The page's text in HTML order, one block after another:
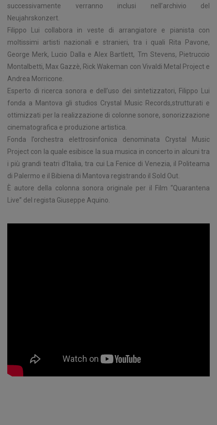
successivamente verranno inclusi nell’archivio del
Neujahrskonzert.
Filippo Lui collabora in veste di arrangiatore e pianista con
moltissimi artisti nazionali e stranieri, tra i quali Rita Pavone,
George Merk, Lucio Dalla e Alex Bartlett, Tm Stevens, Pietruccio
Montalbetti, Max Gazzè, Rick Wakeman con Vivaldi Metal Project e
Andrea Morricone.
Esperto di ricerca sonora e dell’uso dei sintetizzatori, Filippo Lui
fonda a Mantova gli studios Crystal Music Records,strutturati e
ottimizzati per la realizzazione di colonne sonore, sonorizzazione
cinematografica e produzione artistica.
Fonda l’orchestra elettrosinfonica denominata Crystal Music
Project con la quale esibisce la sua musica in concerto in alcuni tra
i più grandi teatri d’Italia, tra cui La Fenice di Venezia, il Politeama
di Palermo e il Bibiena di Mantova registrando il Sold Out.
È autore della colonna sonora originale per il Film “Quarantena
Live” del regista Giuseppe Aquino.